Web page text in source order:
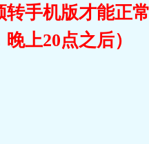
手机版才能正常
上20点之后）